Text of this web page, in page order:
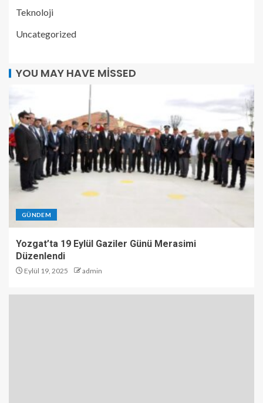
Teknoloji
Uncategorized
YOU MAY HAVE MISSED
GÜNDEM
Yozgat’ta 19 Eylül Gaziler Günü Merasimi
Düzenlendi
Eylül 19, 2025 admin